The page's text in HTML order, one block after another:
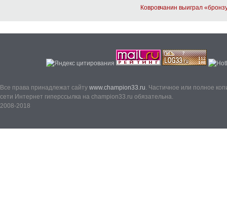
Ковровчанин выиграл
Все права принадлежат сайту www.champion33.ru. Частичное или полное
сети Интернет гиперссылка на champion33.ru обязательна.
2008-2018